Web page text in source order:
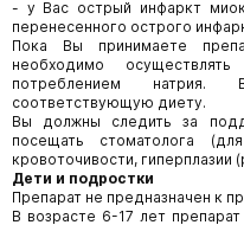
- у Вас острый инфаркт
перенесенного острого
Пока Вы принимаете
необходимо
потреблением
соответствующую диету.
Вы должны следить за
посещать стоматолога
кровоточивости, гиперплазии
Дети и подростки
Препарат не предназначен к
В возрасте 6-17 лет